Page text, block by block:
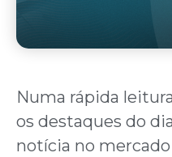
Numa rápida
os destaques do
notícia no